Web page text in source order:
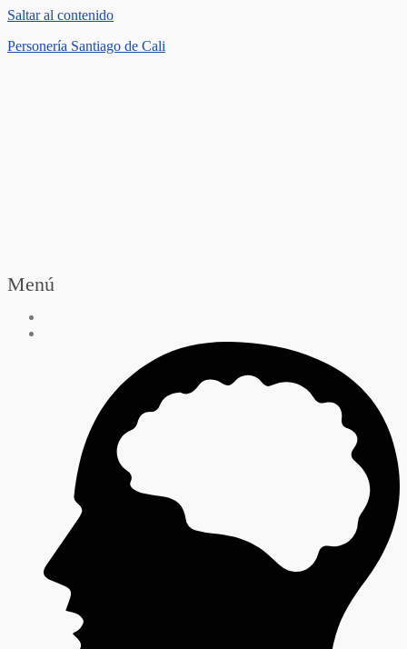
Saltar al contenido
Personería Santiago de Cali
Menú